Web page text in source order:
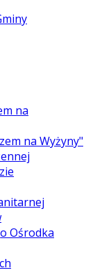
na
na Wyżyny"
Ośrodka